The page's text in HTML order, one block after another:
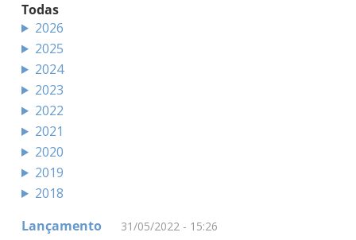
Lançamento 31/05/2022 - 15:26
Todas
2026
2025
2024
2023
2022
2021
2020
2019
2018